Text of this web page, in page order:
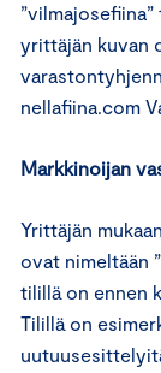
yrittäjän kuvan
nellafiina.com
Markkinoijan
Yrittäjän
ovat nimeltään
tilillä on ennen
Tilillä on